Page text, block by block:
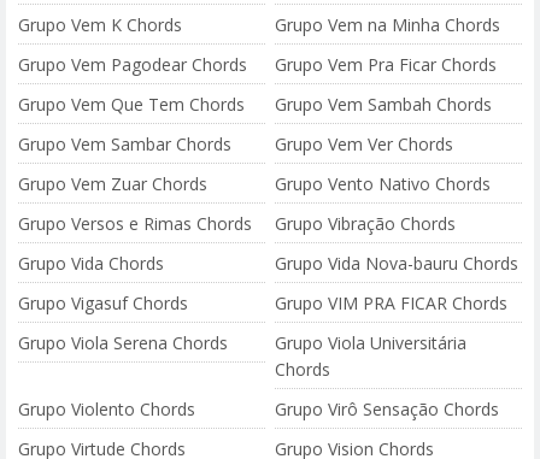
Grupo Vem K Chords
Grupo Vem na Minha Chords
Grupo Vem Pagodear Chords
Grupo Vem Pra Ficar Chords
Grupo Vem Que Tem Chords
Grupo Vem Sambah Chords
Grupo Vem Sambar Chords
Grupo Vem Ver Chords
Grupo Vem Zuar Chords
Grupo Vento Nativo Chords
Grupo Versos e Rimas Chords
Grupo Vibração Chords
Grupo Vida Chords
Grupo Vida Nova-bauru Chords
Grupo Vigasuf Chords
Grupo VIM PRA FICAR Chords
Grupo Viola Serena Chords
Grupo Viola Universitária
Chords
Grupo Violento Chords
Grupo Virô Sensação Chords
Grupo Virtude Chords
Grupo Vision Chords